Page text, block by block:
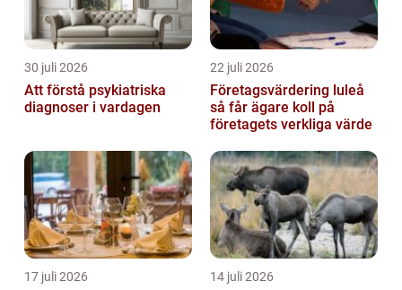
30 juli 2026
Att förstå psykiatriska
diagnoser i vardagen
22 juli 2026
Företagsvärdering luleå
så får ägare koll på
företagets verkliga värde
17 juli 2026 14 juli 2026